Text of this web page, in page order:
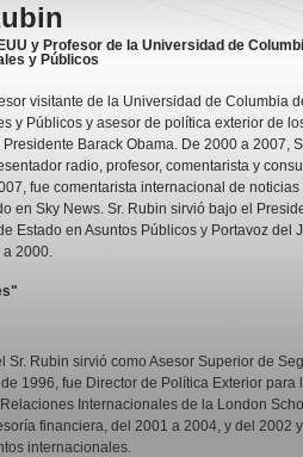
y Profesor de la Universidad de
y Públicos
visitante de la Universidad de Columbia
y Públicos y asesor de política exterior de
Barack Obama. De 2000 a 2007,
radio, profesor, comentarista y
fue comentarista internacional de noticias
en Sky News. Sr. Rubin sirvió bajo el
Estado en Asuntos Públicos y Portavoz del
a 2000.
Sr. Rubin sirvió como Asesor Superior de
1996, fue Director de Política Exterior
Internacionales de la London
financiera, del 2001 a 2004, y del 2002
internacionales.